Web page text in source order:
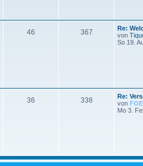
46 367
Re:
von
So 19.
36 338
Re:
von FOE
Mo 3.